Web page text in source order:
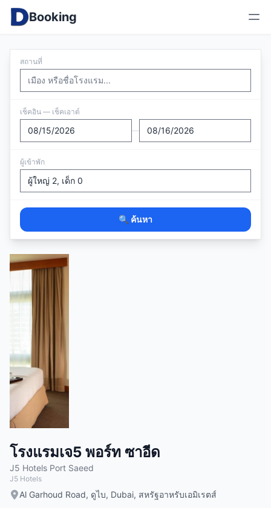
Booking
สถานที่
เช็คอิน — เช็คเอาต์
—
ผู้เข้าพัก
🔍 ค้นหา
โรงแรมเจ5 พอร์ท ซาอีด
J5 Hotels Port Saeed
J5 Hotels
Al Garhoud Road, ดูไบ, Dubai, สหรัฐอาหรับเอมิเรตส์